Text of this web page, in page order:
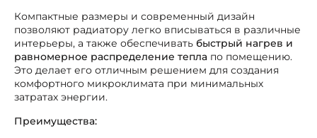
Компактные размеры и современный дизайн
позволяют радиатору легко вписываться в различные
интерьеры, а также обеспечивать быстрый нагрев и
равномерное распределение тепла по помещению.
Это делает его отличным решением для создания
комфортного микроклимата при минимальных
затратах энергии.
Преимущества: